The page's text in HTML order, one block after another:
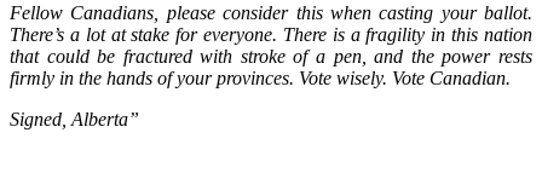
Fellow Canadians, please consider this when casting your ballot.
There’s a lot at stake for everyone. There is a fragility in this nation
that could be fractured with stroke of a pen, and the power rests
firmly in the hands of your provinces. Vote wisely. Vote Canadian.
Signed, Alberta”